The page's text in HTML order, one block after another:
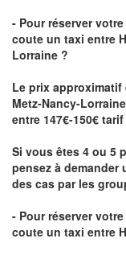
- Pour réserver
coute un taxi entre
Lorraine ?
Le prix approximatif
Metz-Nancy-Lorraine
entre 147€-150€
Si vous êtes 4 ou 5
pensez à
des cas par les
- Pour réserver
coute un taxi entre